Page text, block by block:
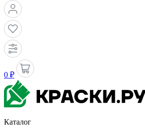
0 ₽
Каталог